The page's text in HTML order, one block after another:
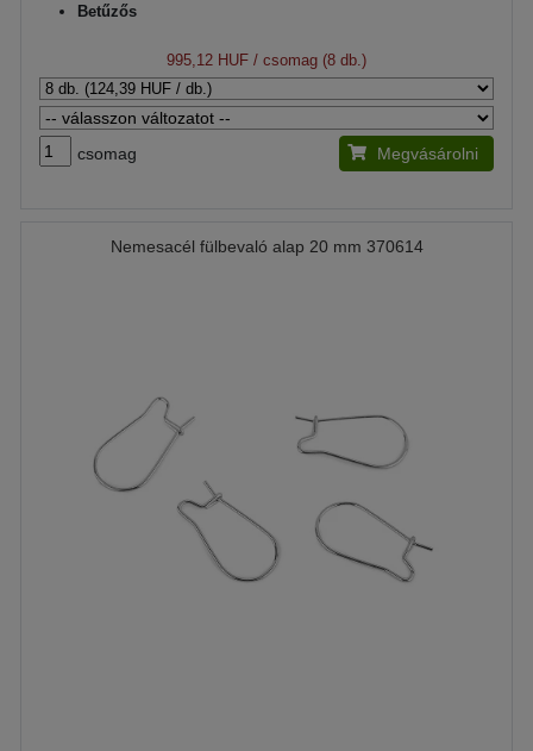
Betűzős
995,12 HUF / csomag (8 db.)
csomag Megvásárolni
Nemesacél fülbevaló alap 20 mm 370614